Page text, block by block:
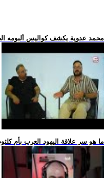
.. محمد عدوية يكشف كواليس ألبومه
.. ما هو سر علاقة اليهود العرب بأم